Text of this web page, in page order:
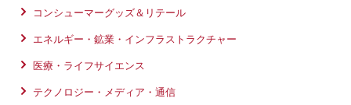
コンシューマーグッズ＆リテール
エネルギー・鉱業・インフラストラクチャー
医療・ライフサイエンス
テクノロジー・メディア・通信